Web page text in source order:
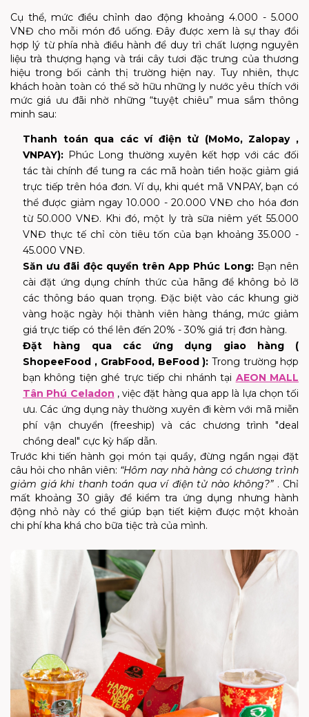
Cụ thể, mức điều chỉnh dao động khoảng 4.000 - 5.000
VNĐ cho mỗi món đồ uống. Đây được xem là sự thay đổi
hợp lý từ phía nhà điều hành để duy trì chất lượng nguyên
liệu trà thượng hạng và trái cây tươi đặc trưng của thương
hiệu trong bối cảnh thị trường hiện nay. Tuy nhiên, thực
khách hoàn toàn có thể sở hữu những ly nước yêu thích với
mức giá ưu đãi nhờ những “tuyệt chiêu” mua sắm thông
minh sau:
Thanh toán qua các ví điện tử (MoMo, Zalopay ,
VNPAY): Phúc Long thường xuyên kết hợp với các đối
tác tài chính để tung ra các mã hoàn tiền hoặc giảm giá
trực tiếp trên hóa đơn. Ví dụ, khi quét mã VNPAY, bạn có
thể được giảm ngay 10.000 - 20.000 VNĐ cho hóa đơn
từ 50.000 VNĐ. Khi đó, một ly trà sữa niêm yết 55.000
VNĐ thực tế chỉ còn tiêu tốn của bạn khoảng 35.000 -
45.000 VNĐ.
Săn ưu đãi độc quyền trên App Phúc Long:Bạn nên
cài đặt ứng dụng chính thức của hãng để không bỏ lỡ
các thông báo quan trọng. Đặc biệt vào các khung giờ
vàng hoặc ngày hội thành viên hàng tháng, mức giảm
giá trực tiếp có thể lên đến 20% - 30% giá trị đơn hàng.
Đặt hàng qua các ứng dụng giao hàng (
ShopeeFood , GrabFood, BeFood ): Trong trường hợp
bạn không tiện ghé trực tiếp chi nhánh tại AEON MALL
Tân Phú Celadon , việc đặt hàng qua app là lựa chọn tối
ưu. Các ứng dụng này thường xuyên đi kèm với mã miễn
phí vận chuyển (freeship) và các chương trình "deal
chồng deal" cực kỳ hấp dẫn.
Trước khi tiến hành gọi món tại quầy, đừng ngần ngại đặt
câu hỏi cho nhân viên: “Hôm nay nhà hàng có chương trình
giảm giá khi thanh toán qua ví điện tử nào không?”. Chỉ
mất khoảng 30 giây để kiểm tra ứng dụng nhưng hành
động nhỏ này có thể giúp bạn tiết kiệm được một khoản
chi phí kha khá cho bữa tiệc trà của mình.